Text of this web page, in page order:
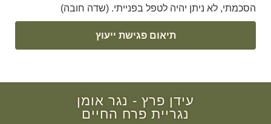
הסכמתי, לא ניתן יהיה לטפל בפנייתי. (שדה חובה)
תיאום פגישת ייעוץ
עידן פרץ - נגר אומן
נגריית פרח החיים